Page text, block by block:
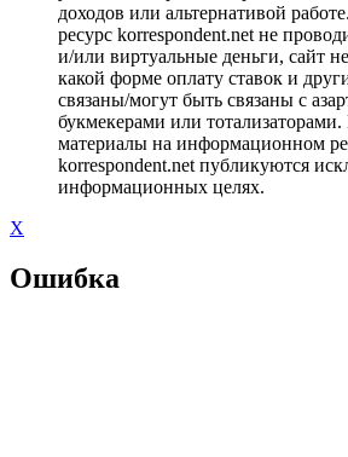
доходов или альтернативой
ресурс korrespondent.net не
и/или виртуальные деньги, сайт
какой форме оплату ставок и
связаны/могут быть связаны с
букмекерами или
материалы на информационном
korrespondent.net публикуются
информационных целях.
X
Ошибка